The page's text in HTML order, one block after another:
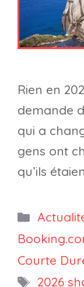
Rien en
demande
qui a
gens ont
qu’ils
Courte
2026